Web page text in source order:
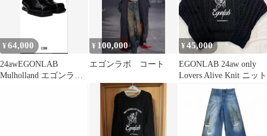
¥64,000
24awEGONLAB
Mulholland エゴンラ
¥ 100,000
エゴンラボ コート
¥45,000
EGONLAB 24aw only
Lovers Alive Knit ニット